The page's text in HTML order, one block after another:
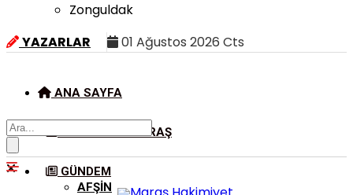
Zonguldak
YAZARLAR
01 Ağustos 2026 Cts
ANA SAYFA
KAHRAMANMARAŞ
AFŞIN
GÜNDEM